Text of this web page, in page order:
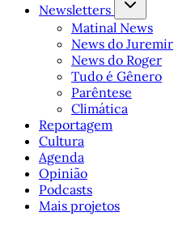
Newsletters
Matinal News
News do Juremir
News do Roger
Tudo é Gênero
Parêntese
Climática
Reportagem
Cultura
Agenda
Opinião
Podcasts
Mais projetos